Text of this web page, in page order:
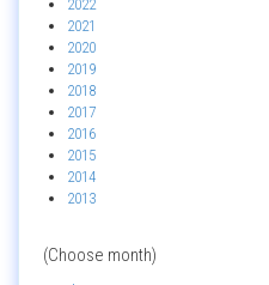
2022
2021
2020
2019
2018
2017
2016
2015
2014
2013
(Choose month)